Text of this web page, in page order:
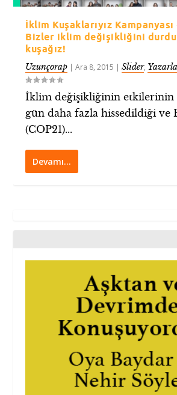
İklim Kuşaklarıyız
Bizler iklim değişikliğini
kuşağız!
Uzunçorap |Ara 8, 2015 |Slider,
İklim değişikliğinin etkilerinin
gün daha fazla hissedildiği ve
(COP21)...
Devamı…